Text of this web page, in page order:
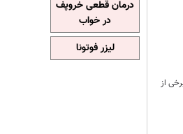
از
درمان قطعی خروپف
در خواب
لیزر فوتونا